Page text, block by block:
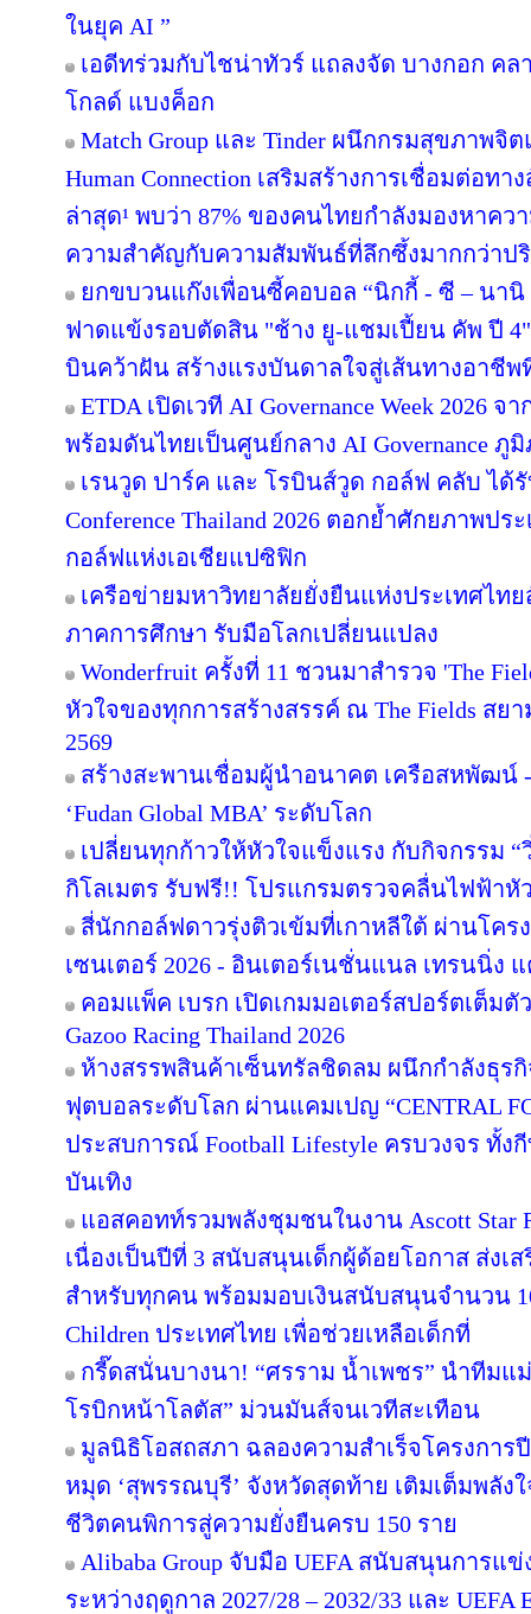
ในยุค AI ”
เอดีทร่วมกับไชน่าทัวร์ แถลงจัด บางกอก ค
โกลด์ แบงค็อก
Match Group และ Tinder ผนึกกรมสุขภาพ
Human Connection เสริมสร้างการเชื่อมต่อท
ล่าสุด¹ พบว่า 87% ของคนไทยกำลังมองหาค
ความสำคัญกับความสัมพันธ์ที่ลึกซึ้งมากกว่าป
ยกขบวนแก๊งเพื่อนซี้คอบอล “นิกกี้ - ซี – นานิ
ฟาดแข้งรอบตัดสิน "ช้าง ยู-แชมเปี้ยน คัพ ปี
บินคว้าฝัน สร้างแรงบันดาลใจสู่เส้นทางอาชี
ETDA เปิดเวที AI Governance Week 2026
พร้อมดันไทยเป็นศูนย์กลาง AI Governance ภู
เรนวูด ปาร์ค และ โรบินส์วูด กอล์ฟ คลับ ได้รั
Conference Thailand 2026 ตอกย้ำศักยภาพป
กอล์ฟแห่งเอเชียแปซิฟิก
เครือข่ายมหาวิทยาลัยยั่งยืนแห่งประเทศไท
ภาคการศึกษา รับมือโลกเปลี่ยนแปลง
Wonderfruit ครั้งที่ 11 ชวนมาสำรวจ 'The
หัวใจของทุกการสร้างสรรค์ ณ The Fields ส
2569
สร้างสะพานเชื่อมผู้นำอนาคต เครือสหพัฒ
‘Fudan Global MBA’ ระดับโลก
เปลี่ยนทุกก้าวให้หัวใจแข็งแรง กับกิจกรรม “
กิโลเมตร รับฟรี!! โปรแกรมตรวจคลื่นไฟฟ้าหั
สี่นักกอล์ฟดาวรุ่งติวเข้มที่เกาหลีใต้ ผ่านโคร
เซนเตอร์ 2026 - อินเตอร์เนชั่นแนล เทรนนิ่ง
คอมแพ็ค เบรก เปิดเกมมอเตอร์สปอร์ตเต็มตั
Gazoo Racing Thailand 2026
ห้างสรรพสินค้าเซ็นทรัลชิดลม ผนึกกำลังธุร
ฟุตบอลระดับโลก ผ่านแคมเปญ “CENTRAL
ประสบการณ์ Football Lifestyle ครบวงจร ทั้
บันเทิง
แอสคอทท์รวมพลังชุมชนในงาน Ascott Star
เนื่องเป็นปีที่ 3 สนับสนุนเด็กผู้ด้อยโอกาส ส่งเ
สำหรับทุกคน พร้อมมอบเงินสนับสนุนจำนวน
Children ประเทศไทย เพื่อช่วยเหลือเด็กที่
กรี๊ดสนั่นบางนา! “ศรราม น้ำเพชร” นำทีมแ
โรบิกหน้าโลตัส” ม่วนมันส์จนเวทีสะเทือน
มูลนิธิโอสถสภา ฉลองความสำเร็จโครงการ
หมุด ‘สุพรรณบุรี’ จังหวัดสุดท้าย เติมเต็มพลัง
ชีวิตคนพิการสู่ความยั่งยืนครบ 150 ราย
Alibaba Group จับมือ UEFA สนับสนุนการ
ระหว่างฤดูกาล 2027/28 – 2032/33 และ UEFA